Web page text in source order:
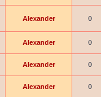
Alexander 0
Alexander 0
Alexander 0
Alexander 0